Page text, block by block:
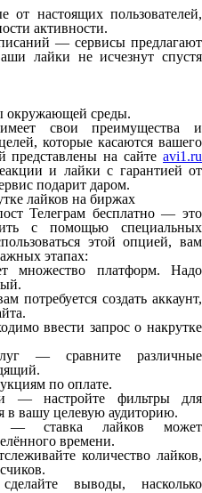
настоящих пользователей,
активности.
— сервисы предлагают
лайки не исчезнут спустя
окружающей среды.
свои преимущества и
которые касаются вашего
представлены на сайте avi1.ru
и лайки с гарантией от
подарит даром.
лайков на биржах
Телеграм бесплатно — это
с помощью специальных
этой опцией, вам
этапах:
множество платформ. Надо
потребуется создать аккаунт,
ввести запрос о накрутке
— сравните различные
по оплате.
— настройте фильтры для
в вашу целевую аудиторию.
— ставка лайков может
времени.
количество лайков,
выводы, насколько